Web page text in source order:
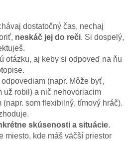
dostatočný čas, nechaj
neskáč jej do reči. Si dospelý,
otázku, aj keby si odpoveď na ňu
(napr. Môže byť,
už robil) a nič nehovoriacim
(napr. som flexibilný, tímový hráč).
skúsenosti a situácie.
miesto, kde máš väčší priestor